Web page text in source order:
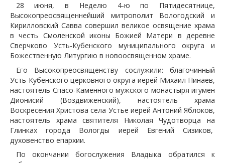
28 июня, в Неделю 4-ю по Пятидесятнице,
Высокопреосвященнейший митрополит Вологодский и
Кирилловский Савва совершил великое освящение храма
в честь Смоленской иконы Божией Матери в деревне
Сверчково Усть-Кубенского муниципального округа и
Божественную Литургию в новоосвященном храме.
Его Высокопреосвященству сослужили: благочинный
Усть-Кубенского церковного округа иерей Михаил Пинаев,
настоятель Спасо-Каменного мужского монастыря игумен
Дионисий (Воздвиженский), настоятель храма
Воскресения Христова села Устье иерей Антоний Яблоков,
настоятель храма святителя Николая Чудотворца на
Глинках города Вологды иерей Евгений Сизиков,
духовенство епархии.
По окончании богослужения Владыка обратился к